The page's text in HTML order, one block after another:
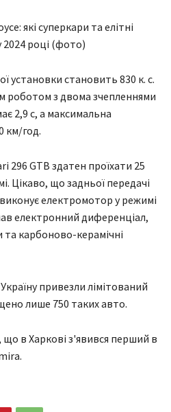
які суперкари та елітні
2024 році (фото)
установки становить 830 к. с.
роботом з двома зчепленнями
2,9 с, а максимальна
км/год.
296 GTB здатен проїхати 25
Цікаво, що задньої передачі
електромотор у режимі
електронний диференціал,
карбоново-керамічні
привезли лімітований
лише 750 таких авто.
в Харкові з'явився перший в